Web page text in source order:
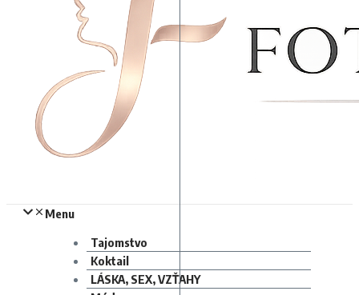
Menu
Tajomstvo
Koktail
LÁSKA, SEX, VZŤAHY